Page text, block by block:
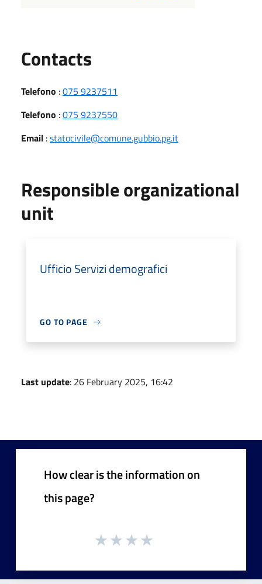
Contacts
Telefono :075 9237511
Telefono :075 9237550
Email :statocivile@comune.gubbio.pg.it
Responsible organizational
unit
Ufficio Servizi demografici
GO TO PAGE
Last update: 26 February 2025, 16:42
How clear is the information on
this page?